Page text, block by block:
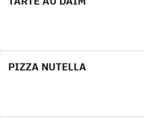
PIZZA NUTELLA